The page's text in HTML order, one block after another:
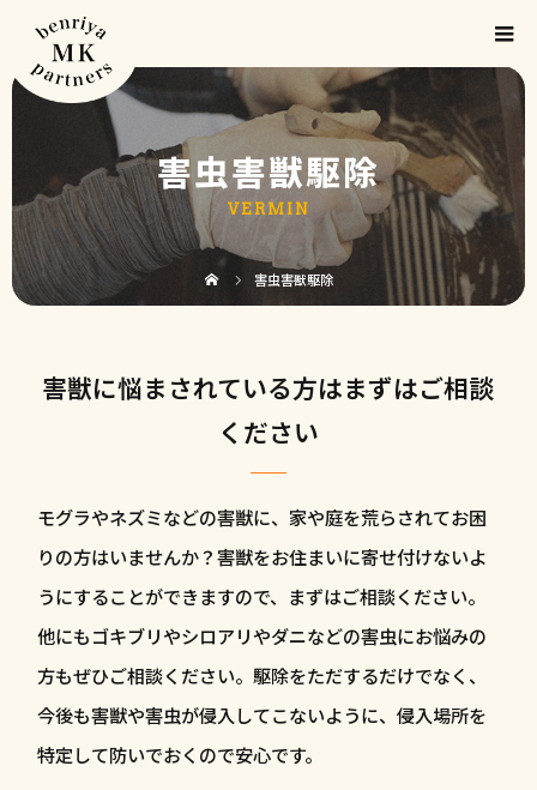
害虫害獣駆除
VERMIN
害虫害獣駆除
害獣に悩まされている方はまずはご相談
ください
モグラやネズミなどの害獣に、家や庭を荒らされてお困
りの方はいませんか？害獣をお住まいに寄せ付けないよ
うにすることができますので、まずはご相談ください。
他にもゴキブリやシロアリやダニなどの害虫にお悩みの
方もぜひご相談ください。駆除をただするだけでなく、
今後も害獣や害虫が侵入してこないように、侵入場所を
特定して防いでおくので安心です。